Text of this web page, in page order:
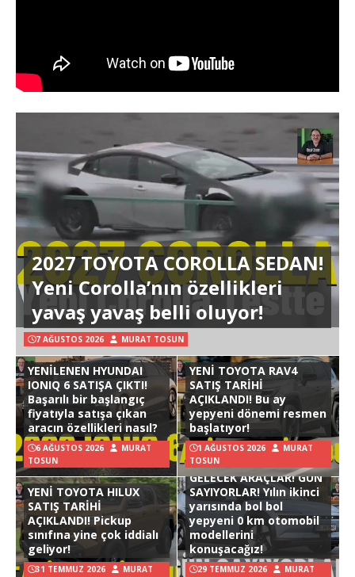
2027 TOYOTA COROLLA SEDAN!
Yeni Corolla’nın özellikleri
yavaş yavaş belli oluyor!
7 AĞUSTOS 2026 MURAT TOSUN
YENİLENEN HYUNDAI
IONIQ 6 SATIŞA ÇIKTI!
Başarılı bir başlangıç
fiyatıyla satışa çıkan
aracın özellikleri nasıl?
6 AĞUSTOS 2026
MURAT
TOSUN
YENİ TOYOTA RAV4
SATIŞ TARİHİ
AÇIKLANDI! Bu ay
yepyeni dönemi resmen
başlatıyor!
1 AĞUSTOS 2026
MURAT
TOSUN
YENİ TOYOTA HILUX
SATIŞ TARİHİ
AÇIKLANDI! Pickup
sınıfına yine çok iddialı
geliyor!
31 TEMMUZ 2026
MURAT
GELECEK ARAÇLAR! GÜN
SAYIYORLAR! Yılın ikinci
yarısında bol bol
yepyeni 0 km otomobil
modellerini
konuşacağız!
29 TEMMUZ 2026
MURAT